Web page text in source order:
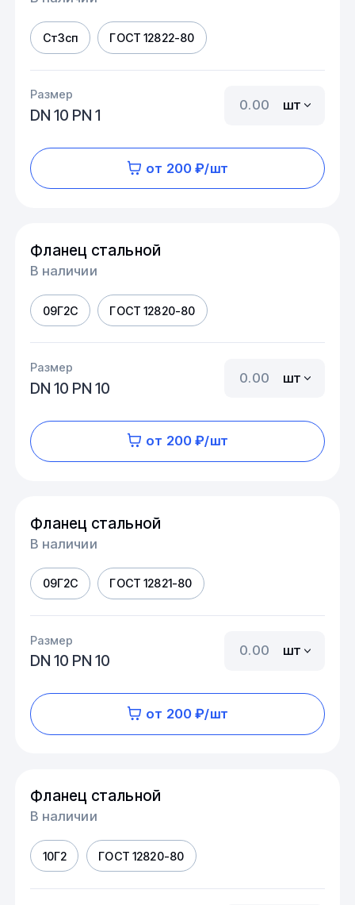
Ст3сп ГОСТ 12822-80
Размер
DN 10 PN 1
шт
от 200 ₽/шт
Фланец стальной
В наличии
09Г2С ГОСТ 12820-80
Размер
DN 10 PN 10
шт
от 200 ₽/шт
Фланец стальной
В наличии
09Г2С ГОСТ 12821-80
Размер
DN 10 PN 10
шт
от 200 ₽/шт
Фланец стальной
В наличии
10Г2 ГОСТ 12820-80